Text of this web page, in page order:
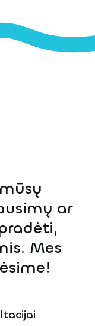
ar
Mes